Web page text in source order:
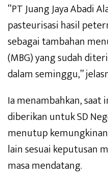
“PT Juang Jaya Abadi
pasteurisasi hasil
sebagai tambahan
(MBG) yang sudah
dalam seminggu,”
Ia menambahkan,
diberikan untuk SD
menutup
lain sesuai keputusan
masa mendatang.